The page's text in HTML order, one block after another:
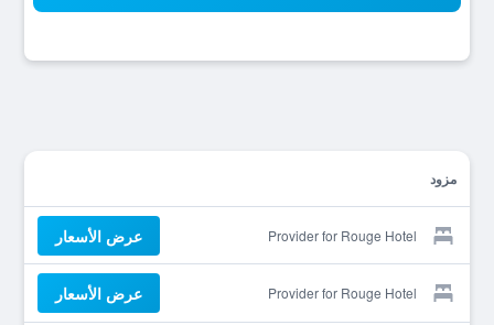
مزود
Provider for Rouge Hotel عرض الأسعار
Provider for Rouge Hotel عرض الأسعار